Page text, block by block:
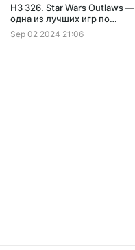
НЗ 326. Star Wars Outlaws —
одна из лучших игр по
«Звездным войнам», от
которой хочется держаться
Sep 02 2024 21:06